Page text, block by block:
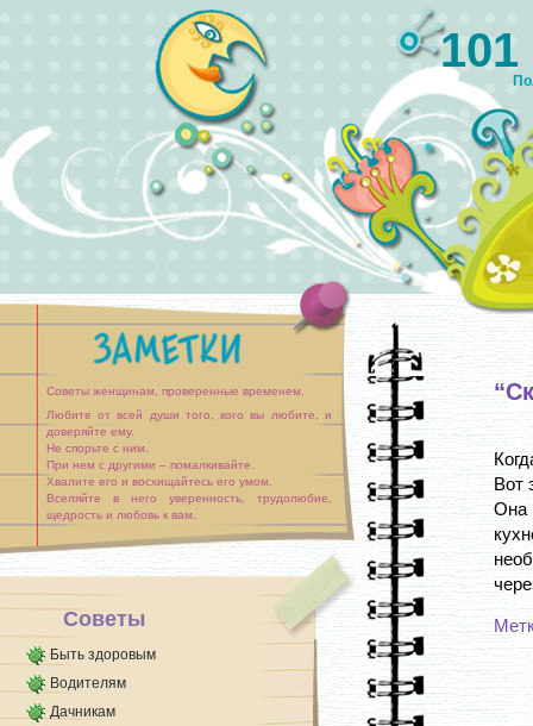
Советы женщинам, проверенные временем.
Любите от всей души того, кого вы любите, и
доверяйте ему.
Не спорьте с ним.
При нем с другими – помалкивайте.
Хвалите его и восхищайтесь его умом.
Вселяйте в него уверенность, трудолюбие,
щедрость и любовь к вам.
Будьте с ним нежнее и чаще повторяйте, что вы
его любите, что никто и никогда так любить его
Никогда [...]
Советы
Быть здоровым
Водителям
Дачникам
Вот
Она